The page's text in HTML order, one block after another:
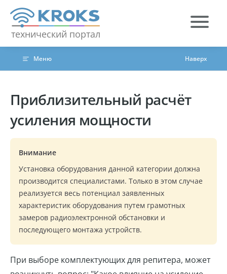
Skip to content
технический портал
Меню Наверх
Приблизительный расчёт
усиления мощности
Внимание
Установка оборудования данной категории должна
производится специалистами. Только в этом случае
реализуется весь потенциал заявленных
характеристик оборудования путем грамотных
замеров радиоэлектронной обстановки и
последующего монтажа устройств.
При выборе комплектующих для репитера, может